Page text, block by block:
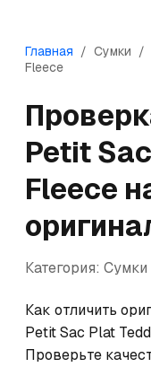
Главная / Сумки /
Fleece
Petit
Fleece
Категория: Сумки
Как отличить
Petit Sac Plat
Проверьте